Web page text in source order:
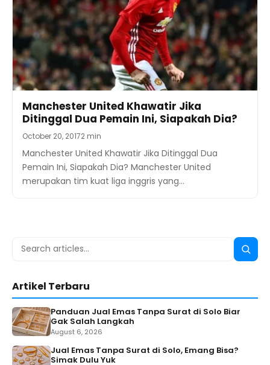
Manchester United Khawatir Jika
Ditinggal Dua Pemain Ini, Siapakah Dia?
October 20, 20172 min
Manchester United Khawatir Jika Ditinggal Dua
Pemain Ini, Siapakah Dia? Manchester United
merupakan tim kuat liga inggris yang…
Search
Search
Artikel Terbaru
Panduan Jual Emas Tanpa Surat di Solo Biar
Gak Salah Langkah
August 6, 2026
Jual Emas Tanpa Surat di Solo, Emang Bisa?
Simak Dulu Yuk